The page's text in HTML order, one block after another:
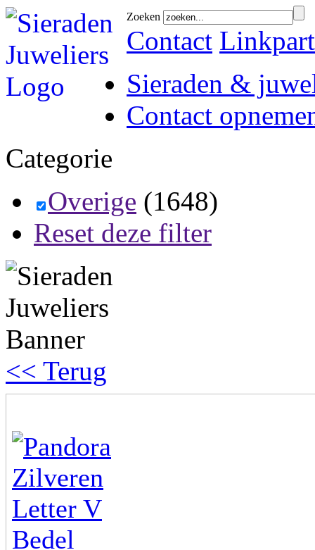
Zoeken
Contact
Sieraden &
Contact
Categorie
Overige (1648)
Reset deze filter
<< Terug